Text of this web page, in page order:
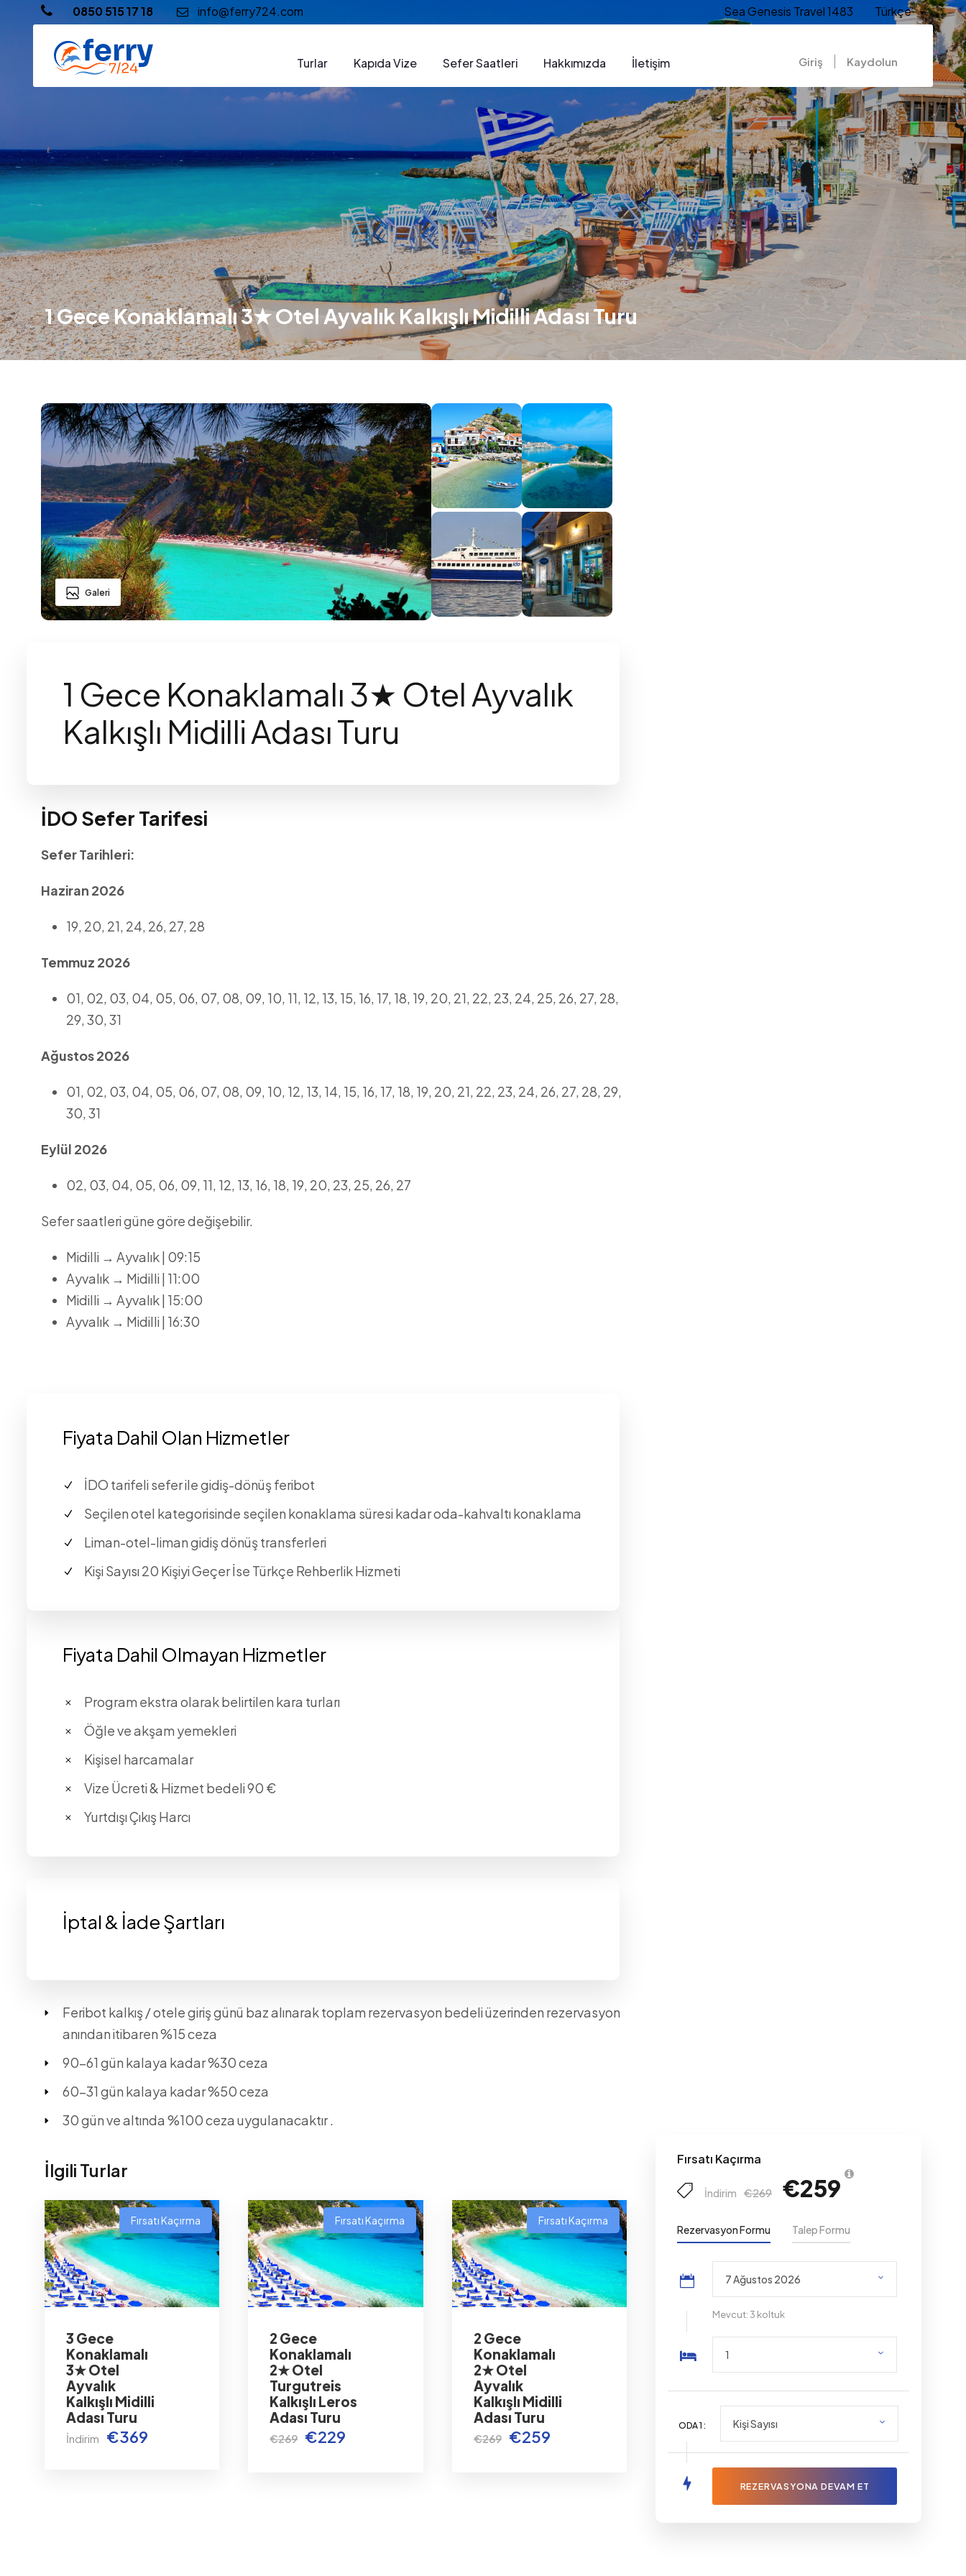
0850 515 17 18 info@ferry724.com Sea Genesis Travel 1483 Türkçe
Turlar Kapıda Vize Sefer Saatleri​ Hakkımızda İletişim Giriş Kaydolun
1 Gece Konaklamalı 3★ Otel Ayvalık Kalkışlı Midilli Adası Turu
Fırsatı Kaçırma
İndirim €269 €259
Rezervasyon Formu Talep Formu
Mevcut: 3 koltuk
ODA1 :
Galeri
1 Gece Konaklamalı 3★ Otel Ayvalık
Kalkışlı Midilli Adası Turu
İDO Sefer Tarifesi
Sefer Tarihleri:
Haziran 2026
19, 20, 21, 24, 26, 27, 28
Temmuz 2026
01, 02, 03, 04, 05, 06, 07, 08, 09, 10, 11, 12, 13, 15, 16, 17, 18, 19, 20, 21, 22, 23, 24, 25, 26, 27, 28,
29, 30, 31
Ağustos 2026
01, 02, 03, 04, 05, 06, 07, 08, 09, 10, 12, 13, 14, 15, 16, 17, 18, 19, 20, 21, 22, 23, 24, 26, 27, 28, 29,
30, 31
Eylül 2026
02, 03, 04, 05, 06, 09, 11, 12, 13, 16, 18, 19, 20, 23, 25, 26, 27
Sefer saatleri güne göre değişebilir.
Midilli → Ayvalık | 09:15
Ayvalık → Midilli | 11:00
Midilli → Ayvalık | 15:00
Ayvalık → Midilli | 16:30
Fiyata Dahil Olan Hizmetler
İDO tarifeli sefer ile gidiş-dönüş feribot
Seçilen otel kategorisinde seçilen konaklama süresi kadar oda-kahvaltı konaklama
Liman-otel-liman gidiş dönüş transferleri
Kişi Sayısı 20 Kişiyi Geçer İse Türkçe Rehberlik Hizmeti
Fiyata Dahil Olmayan Hizmetler
Program ekstra olarak belirtilen kara turları
Öğle ve akşam yemekleri
Kişisel harcamalar
Vize Ücreti & Hizmet bedeli 90 €
Yurtdışı Çıkış Harcı
İptal & İade Şartları
Feribot kalkış / otele giriş günü baz alınarak toplam rezervasyon bedeli üzerinden rezervasyon
anından itibaren %15 ceza
90-61 gün kalaya kadar %30 ceza
60-31 gün kalaya kadar %50 ceza
30 gün ve altında %100 ceza uygulanacaktır .
İlgili Turlar
Fırsatı Kaçırma
3 Gece
Konaklamalı
3★ Otel
Ayvalık
Kalkışlı Midilli
Adası Turu
İndirim €369
Fırsatı Kaçırma
2 Gece
Konaklamalı
2★ Otel
Turgutreis
Kalkışlı Leros
Adası Turu
€269 €229
Fırsatı Kaçırma
2 Gece
Konaklamalı
2★ Otel
Ayvalık
Kalkışlı Midilli
Adası Turu
€269 €259